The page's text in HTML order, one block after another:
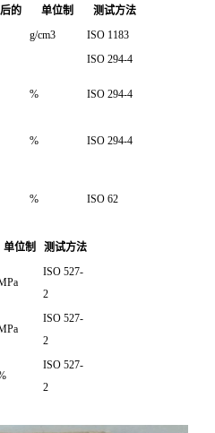
的 单位制
测试方法
g/cm3
ISO 1183
ISO 294-4
% ISO 294-4
% ISO 294-4
% ISO 62
单位制 测试方法
ISO 527-
2
ISO 527-
2
ISO 527-
2